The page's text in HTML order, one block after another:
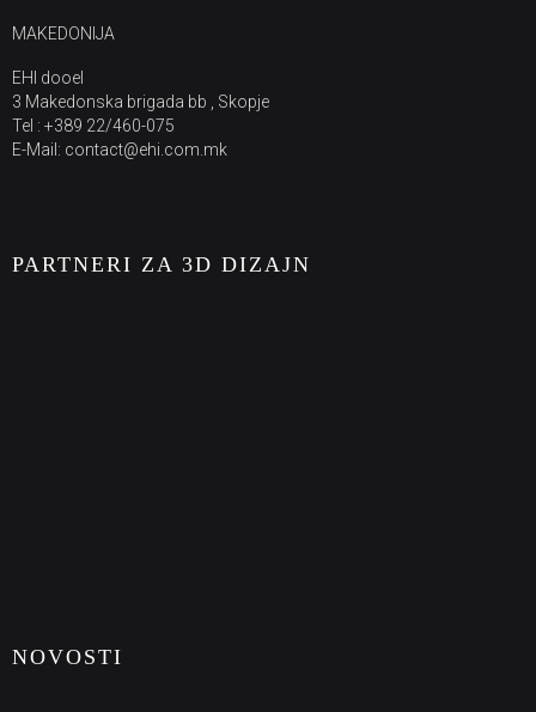
MAKEDONIJA
EHI dooel
3 Makedonska brigada bb , Skopje
Tel : +389 22/460-075
E-Mail: contact@ehi.com.mk
PARTNERI ZA 3D DIZAJN
NOVOSTI